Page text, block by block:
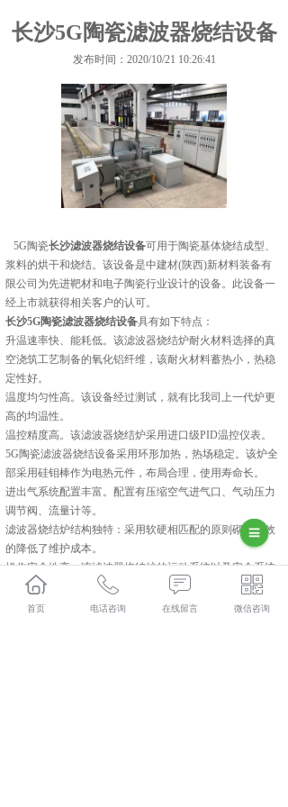
长沙5G陶瓷滤波器烧结设备
发布时间：2020/10/21 10:26:41
5G陶瓷长沙滤波器烧结设备可用于陶瓷基体烧结成型、
浆料的烘干和烧结。该设备是中建材(陕西)新材料装备有
限公司为先进靶材和电子陶瓷行业设计的设备。此设备一
经上市就获得相关客户的认可。
长沙5G陶瓷滤波器烧结设备具有如下特点：
升温速率快、能耗低。该滤波器烧结炉耐火材料选择的真
空浇筑工艺制备的氧化铝纤维，该耐火材料蓄热小，热稳
定性好。
温度均匀性高。该设备经过测试，就有比我司上一代炉更
高的均温性。
温控精度高。该滤波器烧结炉采用进口级PID温控仪表。
5G陶瓷滤波器烧结设备采用环形加热，热场稳定。该炉全
部采用硅钼棒作为电热元件，布局合理，使用寿命长。
进出气系统配置丰富。配置有压缩空气进气口、气动压力
调节阀、流量计等。
滤波器烧结炉结构独特：采用软硬相匹配的原则砌筑有效
的降低了维护成本。
操作安全性高。该滤波器烧结炉的运动系统以及安全系统
全部采用PLC进行控制，可靠性高。
运行安全性高。该设备具有短路、断路、限流、超温等报
首页 电话咨询 在线留言 微信咨询